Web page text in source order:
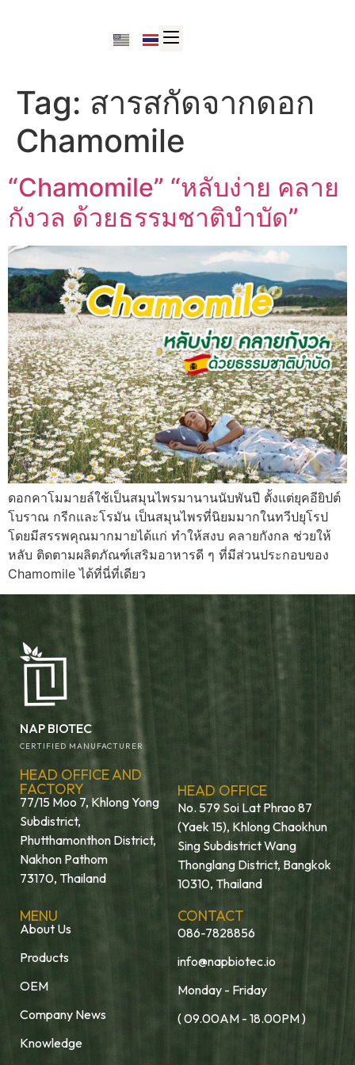
Tag: สารสกัดจากดอก
Chamomile
“Chamomile” “หลับง่าย คลาย
กังวล ด้วยธรรมชาติบำบัด”
ดอกคาโมมายล์ใช้เป็นสมุนไพรมานานนับพันปี ตั้งแต่ยุคอียิปต์
โบราณ กรีกและโรมัน เป็นสมุนไพรที่นิยมมากในทวีปยุโรป
โดยมีสรรพคุณมากมายได้แก่ ทำให้สงบ คลายกังกล ช่วยให้
หลับ ติดตามผลิตภัณฑ์เสริมอาหารดี ๆ ที่มีส่วนประกอบของ
Chamomile ได้ที่นี่ที่เดียว
NAP BIOTEC
CERTIFIED MANUFACTURER
HEAD OFFICE AND
FACTORY
77/15 Moo 7, Khlong Yong
Subdistrict,
Phutthamonthon District,
Nakhon Pathom
73170, Thailand
HEAD OFFICE
No. 579 Soi Lat Phrao 87
(Yaek 15), Khlong Chaokhun
Sing Subdistrict Wang
Thonglang District, Bangkok
10310, Thailand
MENU
About Us
Products
OEM
Company News
Knowledge
CONTACT
086-7828856
info@napbiotec.io
Monday - Friday
( 09.00AM - 18.00PM )